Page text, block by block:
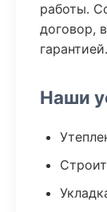
работы.
договор,
гарантией.
Наши